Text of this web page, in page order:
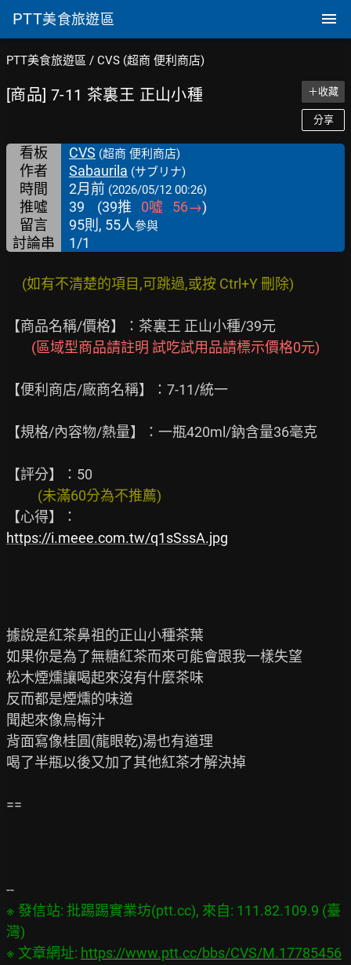
PTT美食旅遊區
PTT美食旅遊區 / CVS (超商 便利商店)
[商品] 7-11 茶裏王 正山小種 ＋收藏
分享
看板 CVS (超商 便利商店)
作者 Sabaurila (サブリナ)
時間 2月前 (2026/05/12 00:26)
推噓 39 (39推 0噓 56→)
留言
95則, 55人參與
討論串 1/1
     (如有不清楚的項目,可跳過,或按 Ctrl+Y 刪除)
【商品名稱/價格】：茶裏王 正山小種/39元
(區域型商品請註明 試吃試用品請標示價格0元)
【便利商店/廠商名稱】：7-11/統一
【規格/內容物/熱量】：一瓶420ml/鈉含量36毫克
          (未滿60分為不推薦)
https://i.meee.com.tw/q1sSssA.jpg
據說是紅茶鼻祖的正山小種茶葉
如果你是為了無糖紅茶而來可能會跟我一樣失望
松木煙燻讓喝起來沒有什麼茶味
反而都是煙燻的味道
聞起來像烏梅汁
背面寫像桂圓(龍眼乾)湯也有道理
喝了半瓶以後又加了其他紅茶才解決掉
==
※ 發信站: 批踢踢實業坊(ptt.cc), 來自: 111.82.109.9 (臺
灣)
※ 文章網址: https://www.ptt.cc/bbs/CVS/M.17785456